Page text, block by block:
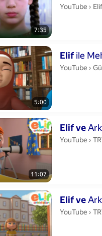
7:35
YouTube ›
5:00
Elif ile
Duration 5
YouTube ›
11:07
Elifve
Duration 11
YouTube ›
Elifve
Duration 11
YouTube ›